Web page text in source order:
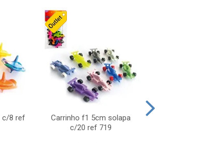
c/8 ref
Carrinho f1 5cm solapa
c/20 ref 719